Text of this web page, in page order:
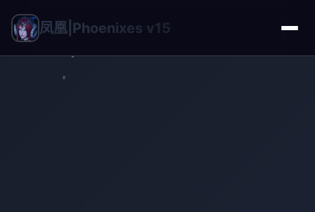
凤凰|Phoenixes v15